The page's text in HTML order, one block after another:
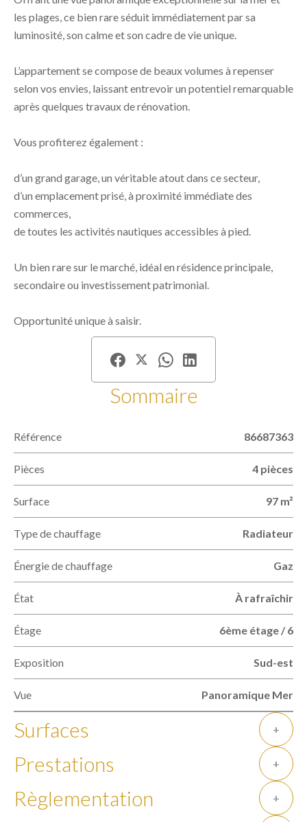
les plages, ce bien rare séduit immédiatement par sa
luminosité, son calme et son cadre de vie unique.
L’appartement se compose de beaux volumes à repenser
selon vos envies, laissant entrevoir un potentiel remarquable
après quelques travaux de rénovation.
Vous profiterez également :
d’un grand garage, un véritable atout dans ce secteur,
d’un emplacement prisé, à proximité immédiate des
commerces,
de toutes les activités nautiques accessibles à pied.
Un bien rare sur le marché, idéal en résidence principale,
secondaire ou investissement patrimonial.
Opportunité unique à saisir.
Sommaire
Référence 86687363
Pièces 4 pièces
Surface 97 m²
Type de chauffage Radiateur
Énergie de chauffage Gaz
État À rafraîchir
Étage 6ème étage / 6
Exposition Sud-est
Vue Panoramique Mer
Surfaces +
Prestations +
Règlementation +